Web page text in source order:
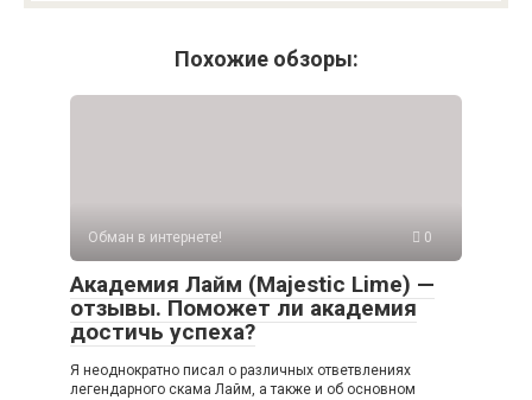
Похожие обзоры:
Обман в интернете! 0
Академия Лайм (Majestic Lime) —
отзывы. Поможет ли академия
достичь успеха?
Я неоднократно писал о различных ответвлениях
легендарного скама Лайм, а также и об основном